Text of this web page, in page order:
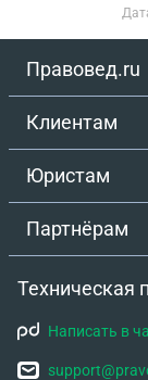
Правовед.ru
Клиентам
Юристам
Партнёрам
Техническая
Написать в